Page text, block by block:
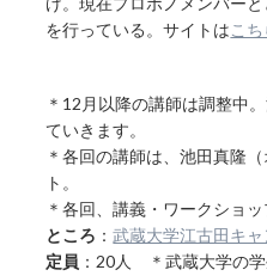
を行っている。サイトはこち
＊12月以降の講師は調整中
ていきます。
＊各回の講師は、池田真隆
ト。
＊各回、講義・ワークショ
ところ ：武蔵大学江古田キャ
定員 ：20人 ＊武蔵大学の